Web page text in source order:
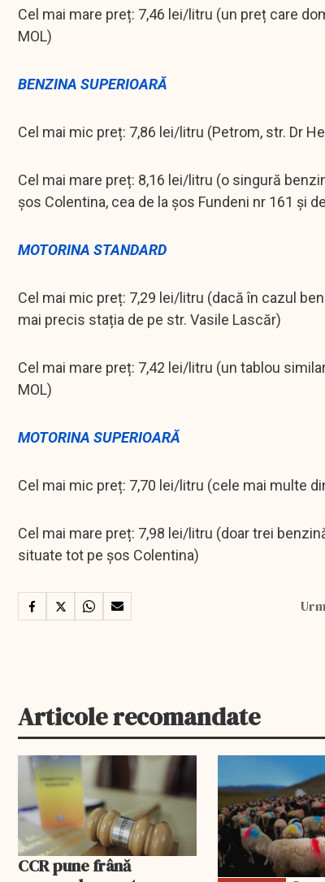
Cel mai mare preț: 7,46 lei/litru (un preț care
MOL)
BENZINA SUPERIOARĂ
Cel mai mic preț: 7,86 lei/litru (Petrom, str. Dr
Cel mai mare preț: 8,16 lei/litru (o singură
șos Colentina, cea de la șos Fundeni nr 161 și
MOTORINA STANDARD
Cel mai mic preț: 7,29 lei/litru (dacă în cazul
mai precis stația de pe str. Vasile Lascăr)
Cel mai mare preț: 7,42 lei/litru (un tablou
MOL)
MOTORINA SUPERIOARĂ
Cel mai mic preț: 7,70 lei/litru (cele mai multe
Cel mai mare preț: 7,98 lei/litru (doar trei
situate tot pe șos Colentina)
Articole recomandate
CCR pune frână
EXCLUSIV